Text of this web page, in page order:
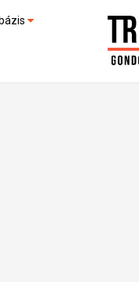
(feltöltés alatt)